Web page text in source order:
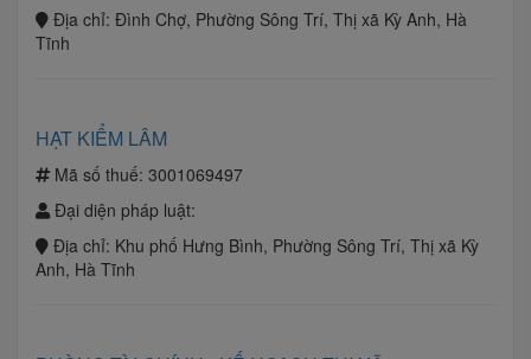
Địa chỉ: Đình Chợ, Phường Sông Trí, Thị xã Kỳ Anh, Hà
Tĩnh
HẠT KIỂM LÂM
Mã số thuế: 3001069497
Đại diện pháp luật:
Địa chỉ: Khu phố Hưng Bình, Phường Sông Trí, Thị xã Kỳ
Anh, Hà Tĩnh